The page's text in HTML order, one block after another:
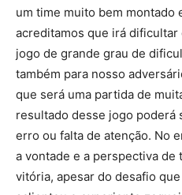
um time muito bem montado
acreditamos que irá dificultar
jogo de grande grau de
também para nosso
que será uma partida de
resultado desse jogo poderá
erro ou falta de atenção. No
a vontade e a perspectiva
vitória, apesar do desafio